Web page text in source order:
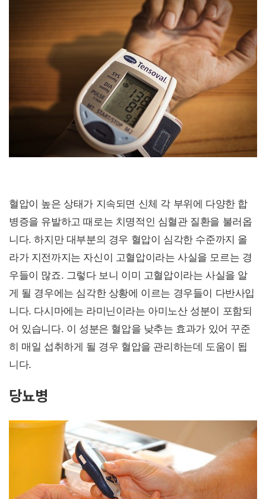
혈압이 높은 상태가 지속되면 신체 각 부위에 다양한 합
병증을 유발하고 때로는 치명적인 심혈관 질환을 불러옵
니다. 하지만 대부분의 경우 혈압이 심각한 수준까지 올
라가 지전까지는 자신이 고혈압이라는 사실을 모르는 경
우들이 많죠. 그렇다 보니 이미 고혈압이라는 사실을 알
게 될 경우에는 심각한 상황에 이르는 경우들이 다반사입
니다. 다시마에는 라미닌이라는 아미노산 성분이 포함되
어 있습니다. 이 성분은 혈압을 낮추는 효과가 있어 꾸준
히 매일 섭취하게 될 경우 혈압을 관리하는데 도움이 됩
니다.
당뇨병